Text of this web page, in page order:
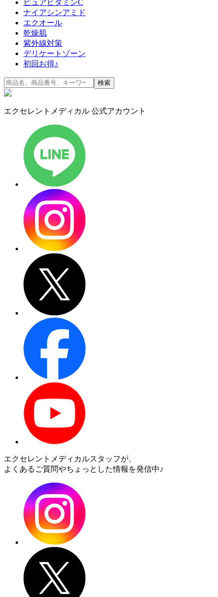
ピュアビタミンC
ナイアシンアミド
エクオール
乾燥肌
紫外線対策
デリケートゾーン
初回お得♪
検索
エクセレントメディカル 公式アカウント
エクセレントメディカルスタッフが、
よくあるご質問やちょっとした情報を発信中♪